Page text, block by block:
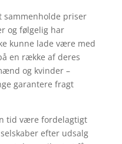
sammenholde priser
og følgelig har
kunne lade være med
en række af deres
og kvinder –
garantere fragt
tid være fordelagtigt
efter udsalg